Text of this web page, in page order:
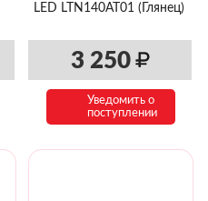
LED LTN140AT01 (Глянец)
3 250
Уведомить о
поступлении